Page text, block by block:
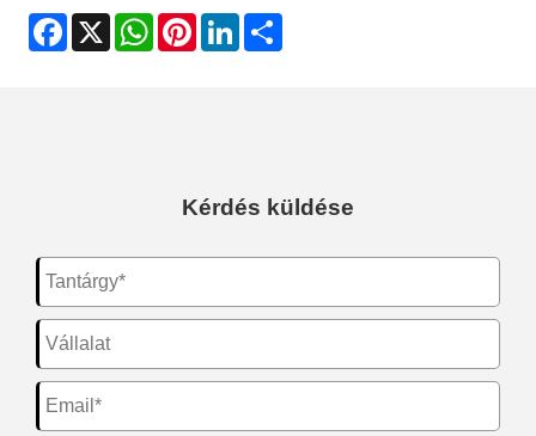
Facebook
X WhatsApp
PinterestLinkedIn
Kérdés küldése